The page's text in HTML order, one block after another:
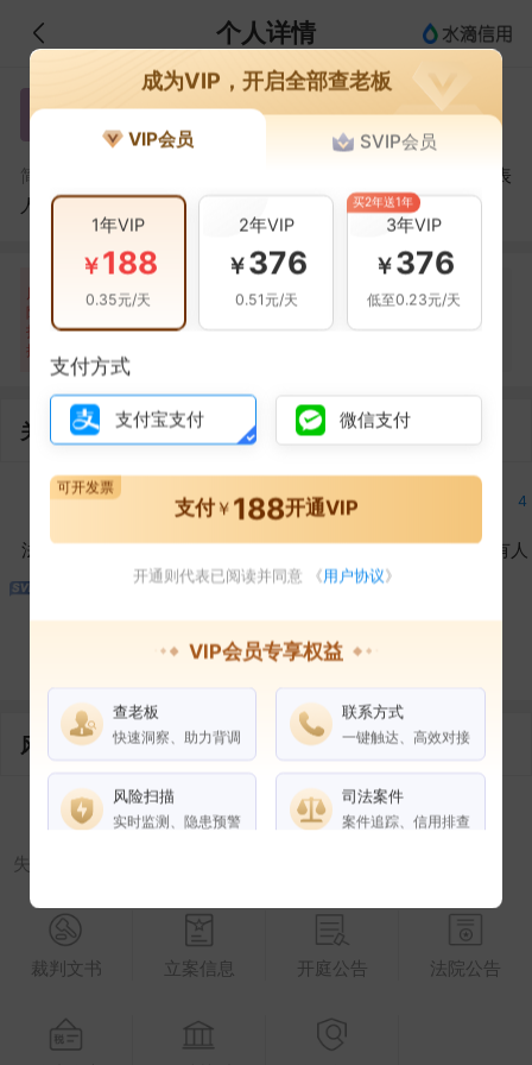
个人详情
杨 杨聪贤
简介：
杨聪贤，星锐自动化设备（上海）有限公司的法定代表
人
风
险
扫
描
暂无风险
关联企业
4
法定代表人 对外投资 在外任职
4
作为受益所有人
所属集团 合作伙伴
风险信息
失信被执行人
裁判文书 立案信息 开庭公告 法院公告
成为VIP，开启全部查老板
VIP会员 SVIP会员
1年VIP
￥188
0.35元/天
2年VIP
￥376
0.51元/天
3年VIP
￥376
低至0.23元/天
买2年送1年
支付方式
支付宝支付 微信支付
支付￥ 188开通VIP
可开发票
开通则代表已阅读并同意 《用户协议》
VIP会员专享权益
查老板
快速洞察、助力背调
联系方式
一键触达、高效对接
风险扫描
实时监测、隐患预警
司法案件
案件追踪、信用排查
权益说明 VIP会员 SVIP会员